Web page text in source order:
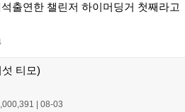
출연한 챌린저 하이머딩거 첫째라고
티모)
| 08-03